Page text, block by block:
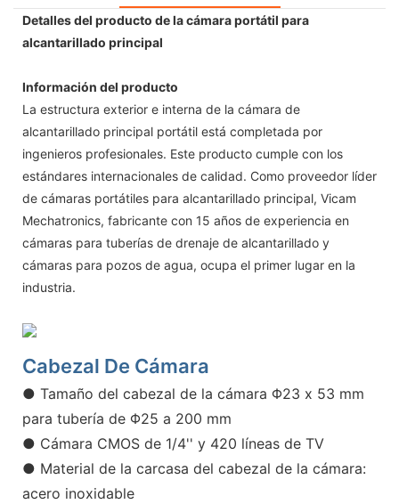
Detalles del producto de la cámara portátil para
alcantarillado principal
Información del producto
La estructura exterior e interna de la cámara de
alcantarillado principal portátil está completada por
ingenieros profesionales. Este producto cumple con los
estándares internacionales de calidad. Como proveedor líder
de cámaras portátiles para alcantarillado principal, Vicam
Mechatronics, fabricante con 15 años de experiencia en
cámaras para tuberías de drenaje de alcantarillado y
cámaras para pozos de agua, ocupa el primer lugar en la
industria.
Cabezal De Cámara
● Tamaño del cabezal de la cámara Φ23 x 53 mm
para tubería de Φ25 a 200 mm
● Cámara CMOS de 1/4'' y 420 líneas de TV
● Material de la carcasa del cabezal de la cámara:
acero inoxidable